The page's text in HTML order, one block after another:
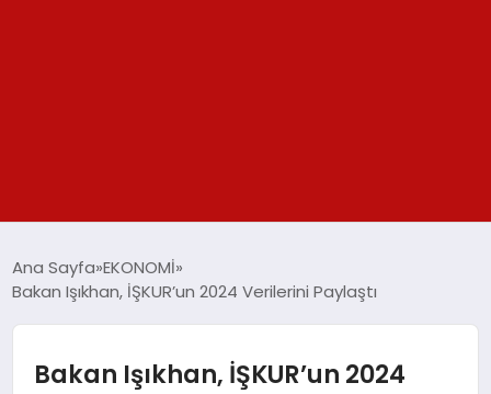
SPOR
YAŞAM
Ana Sayfa EKONOMİ
Bakan Işıkhan, İŞKUR’un 2024 Verilerini Paylaştı
Bakan Işıkhan, İŞKUR’un 2024